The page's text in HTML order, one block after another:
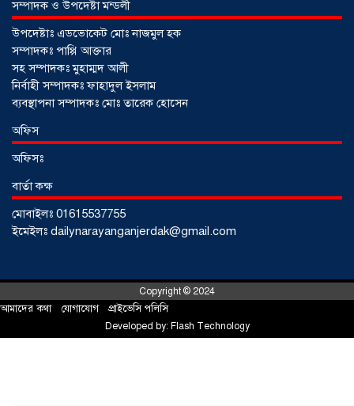
শর্টগান
০৩ আগস্ট ২০২৬
সম্পাদক ও উপদেষ্টা মন্ডলী
উপদেষ্টাঃ এডভোকেট মোঃ নাজমুল হক
সম্পাদকঃ পাপ্পি আক্তার
সহ সম্পাদকঃ মুহাম্মদ আলী
নির্বাহী সম্পাদকঃ ফাহাদুল ইসলাম
ব্যবস্থাপনা সম্পাদকঃ মোঃ তারেক হোসেন
অফিস
অফিসঃ
বার্তা কক্ষ
মোবাইলঃ 01615537755
ইমেইলঃ dailynarayanganjerdak@gmail.com
Copyright © 2024
আমাদের কথা যোগাযোগ প্রাইভেসি পলিসি
Developed by: Flash Technology